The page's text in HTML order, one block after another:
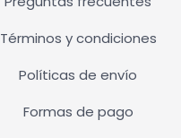
Términos y condiciones
Políticas de envío
Formas de pago